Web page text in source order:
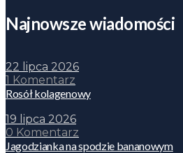
Najnowsze wiadomości
22 lipca 2026
1 Komentarz
Rosół kolagenowy
19 lipca 2026
0 Komentarz
Jagodzianka na spodzie bananowym